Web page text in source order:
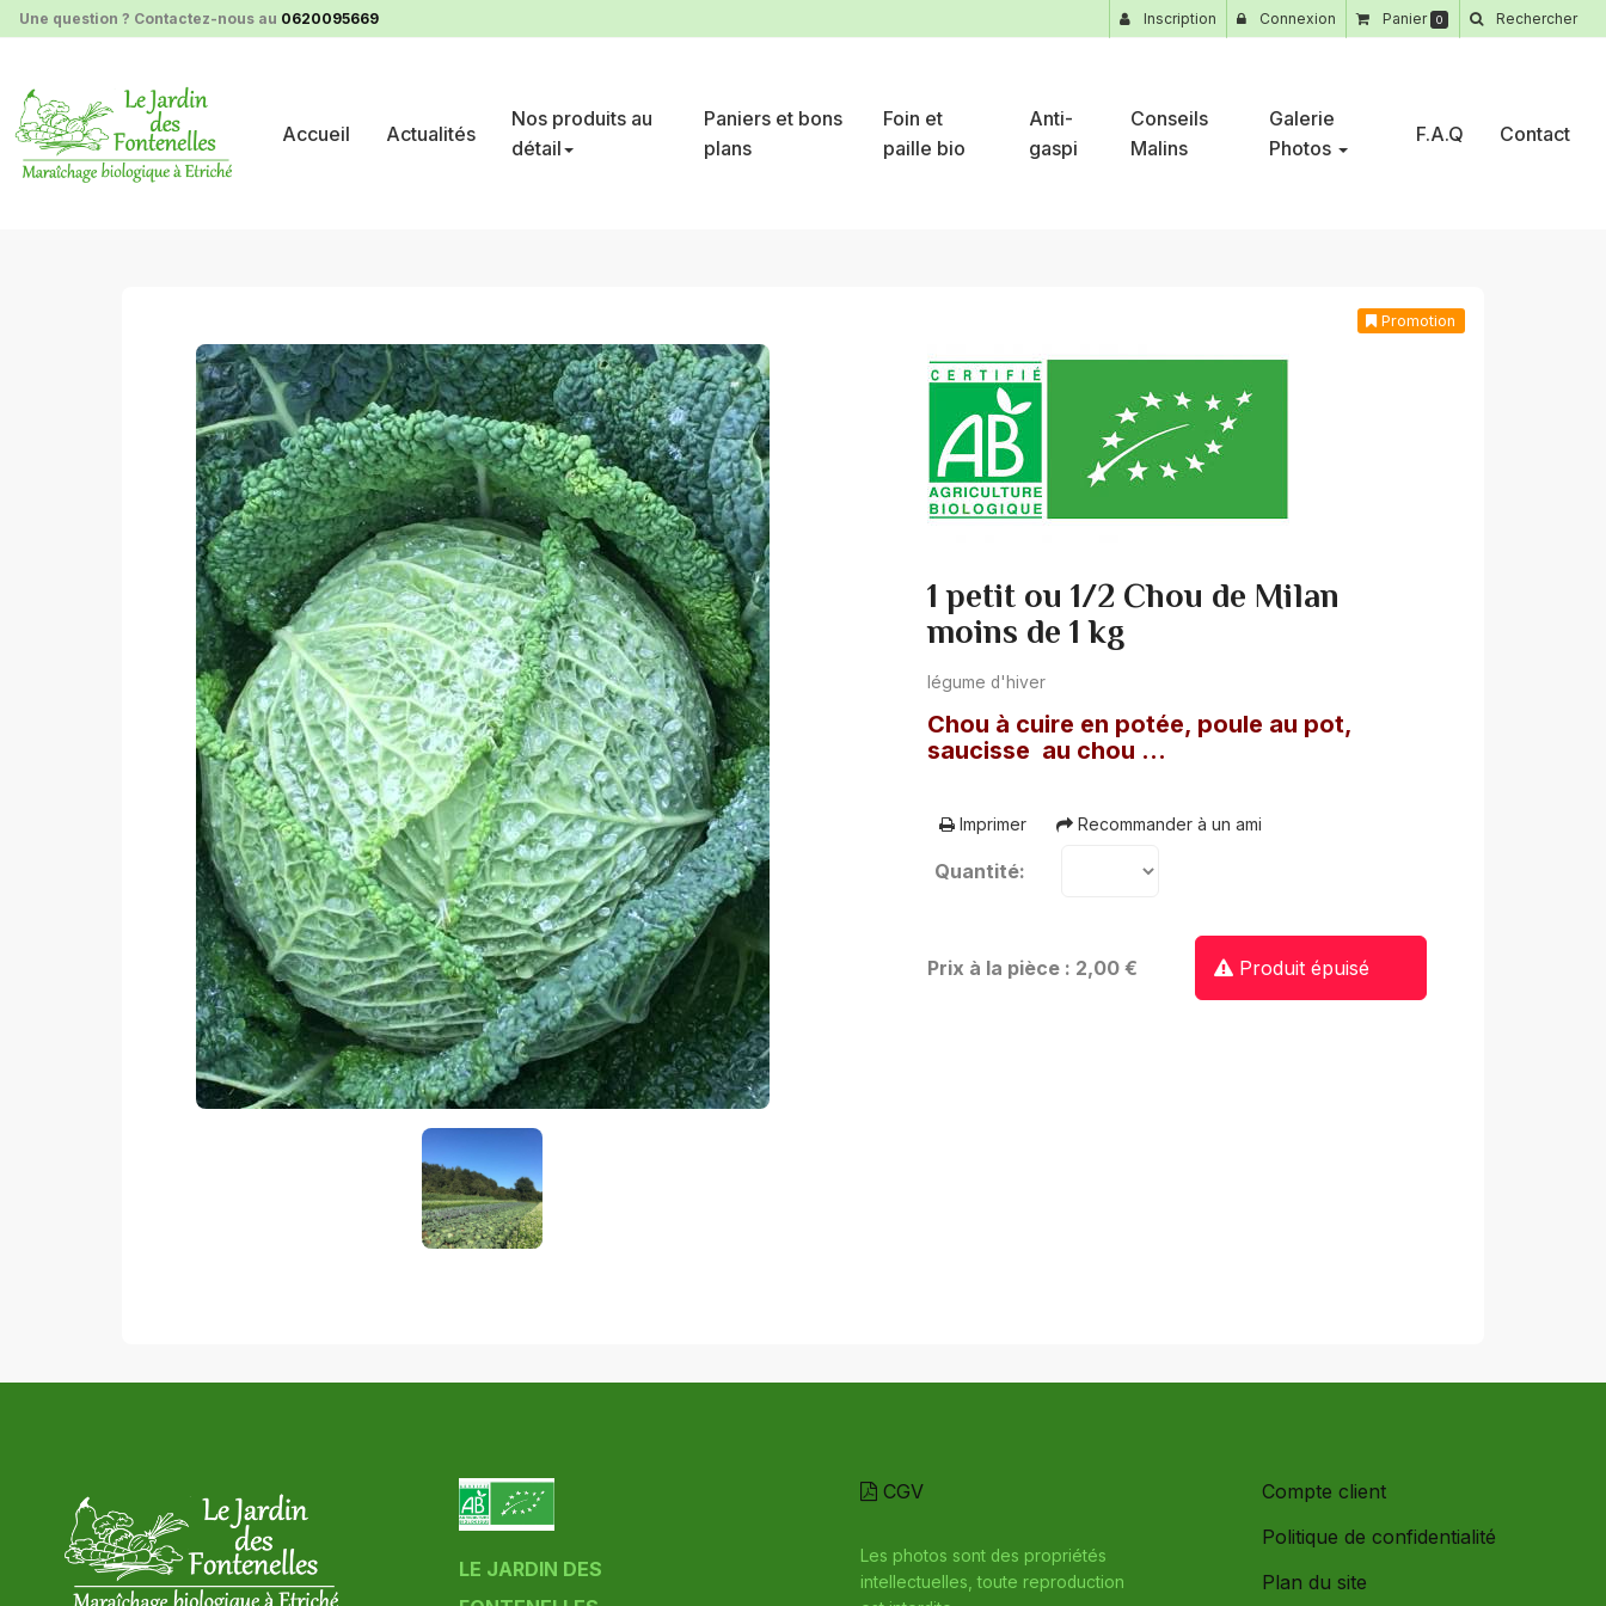
Panneau de gestion des cookies
Accueil Actualités
Nos produits au
détail
Paniers et bons
plans
Foin et
paille bio
Anti-
gaspi
Conseils
Malins
Galerie
Photos
F.A.Q Contact
Promotion
1 petit ou 1/2 Chou de Milan
moins de 1 kg
légume d'hiver
Chou à cuire en potée, poule au pot,
saucisse au chou ...
Imprimer Recommander à un ami
Quantité:
Prix à la pièce : 2,00 € Produit épuisé
Une question ? Contactez-nous au 0620095669 Inscription Connexion Panier 0 Rechercher
LE JARDIN DES
CGV
Les photos sont des propriétés
intellectuelles, toute reproduction
Compte client
Politique de confidentialité
Plan du site